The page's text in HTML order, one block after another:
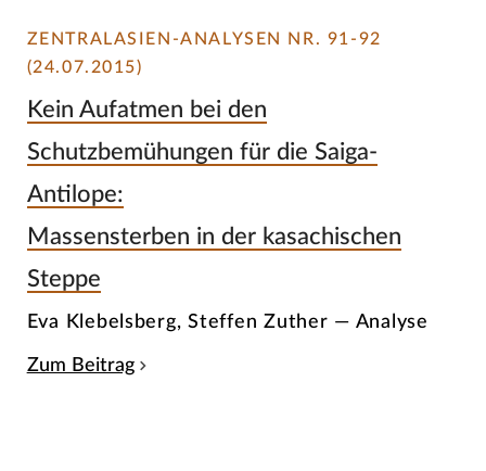
ZENTRALASIEN-ANALYSEN NR. 91-92
(24.07.2015)
Kein Aufatmen bei den
Schutzbemühungen für die Saiga-
Antilope:
Massensterben in der kasachischen
Steppe
Eva Klebelsberg, Steffen Zuther — Analyse
Zum Beitrag